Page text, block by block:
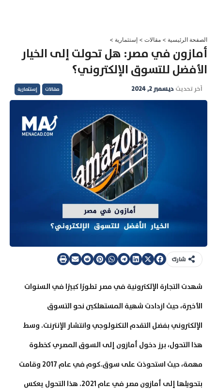
الصفحة الرئيسية > مقالات > إستثمارية >
أمازون في مصر: هل تحولت إلى الخيار
الأفضل للتسوق الإلكتروني؟
آخر تحديث ديسمبر 2, 2024 مقالات إستثمارية
شارك
شهدت التجارة الإلكترونية في مصر تطورًا كبيرًا في السنوات
الأخيرة، حيث ازدادت شهية المستهلكين نحو التسوق
الإلكتروني بفضل التقدم التكنولوجي وانتشار الإنترنت. وسط
هذا التحول، برز دخول أمازون إلى السوق المصري كخطوة
مهمة، حيث استحوذت على سوق.كوم في عام 2017 وقامت
بتحويلها إلى أمازون مصر في عام 2021. هذا التحول يعكس